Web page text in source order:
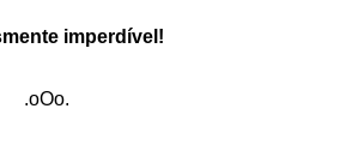
imperdível!
.oOo.